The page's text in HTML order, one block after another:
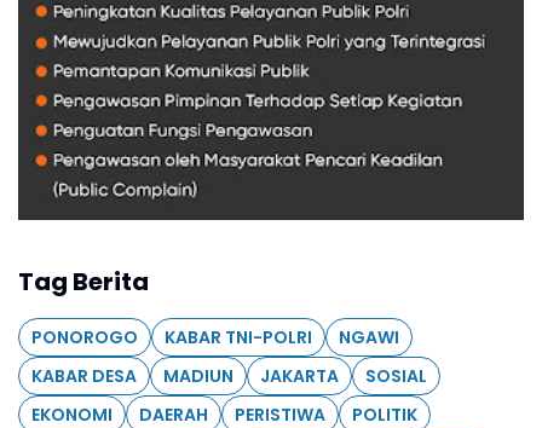
Tag Berita
PONOROGO KABAR TNI-POLRI
NGAWI
KABAR DESA
MADIUN JAKARTA
SOSIAL
EKONOMI
DAERAH PERISTIWA
POLITIK